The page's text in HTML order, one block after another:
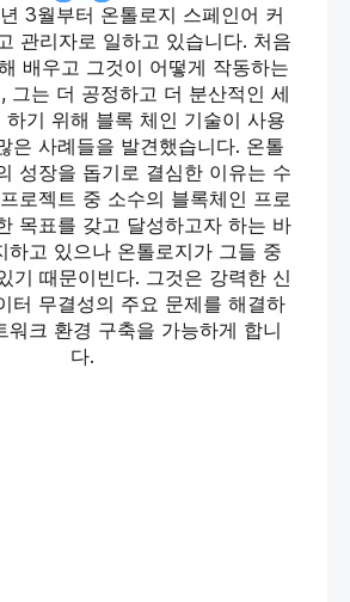
3월부터 온톨로지 스페인어 커
관리자로 일하고 있습니다. 처음
배우고 그것이 어떻게 작동하는
그는 더 공정하고 더 분산적인 세
하기 위해 블록 체인 기술이 사용
은 사례들을 발견했습니다. 온톨
성장을 돕기로 결심한 이유는 수
로젝트 중 소수의 블록체인 프로
목표를 갖고 달성하고자 하는 바
하고 있으나 온톨로지가 그들 중
기 때문이빈다. 그것은 강력한 신
터 무결성의 주요 문제를 해결하
워크 환경 구축을 가능하게 합니
다.